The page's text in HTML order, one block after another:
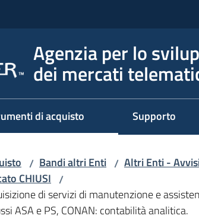
Agenzia per lo
dei mercati
di acquisto Supporto
/ Bandi altri Enti / Altri Enti -
CHIUSI /
di servizi di manutenzione e
ASA e PS, CONAN: contabilità analitica.